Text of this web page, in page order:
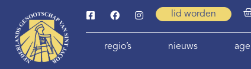
lid worden
regio’s nieuws